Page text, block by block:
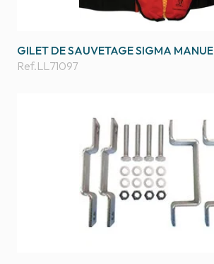
GILET DE SAUVETAGE SIGMA
Ref.LL71097